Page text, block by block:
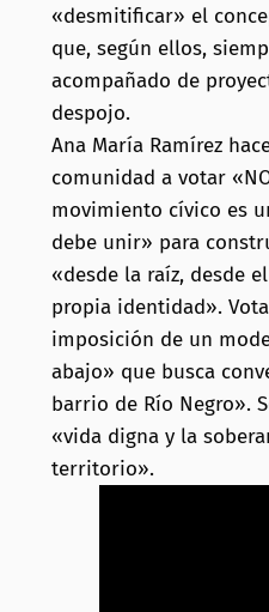
«desmitificar» el
que, según ellos,
acompañado de
despojo.
Ana María Ramírez
comunidad a votar
movimiento cívico es
debe unir» para
«desde la raíz, desde
propia identidad».
imposición de un
abajo» que busca
barrio de Río Negro».
«vida digna y la
territorio».